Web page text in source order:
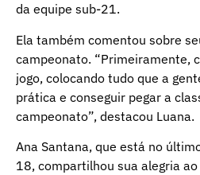
da equipe sub-21.
Ela também comentou sobre
campeonato. “Primeiramente,
jogo, colocando tudo que a
prática e conseguir pegar a
campeonato”, destacou Luana.
Ana Santana, que está no
18, compartilhou sua alegria